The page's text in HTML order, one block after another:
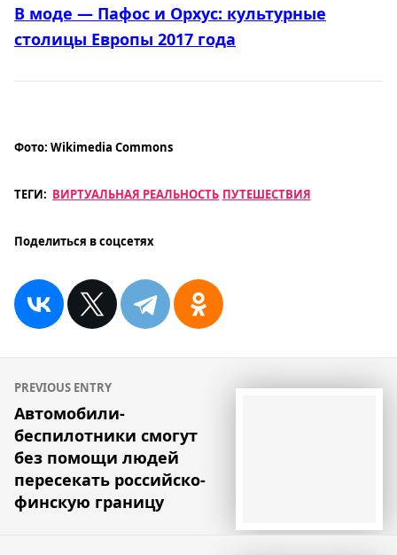
В моде — Пафос и Орхус: культурные
столицы Европы 2017 года
Фото: Wikimedia Commons
ТЕГИ: ВИРТУАЛЬНАЯ РЕАЛЬНОСТЬ ПУТЕШЕСТВИЯ
Поделиться в соцсетях
Навигация
по
записям
PREVIOUS ENTRY
Автомобили-
беспилотники смогут
без помощи людей
пересекать российско-
финскую границу